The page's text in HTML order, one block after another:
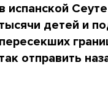
в испанской
тысячи детей и
пересекших
так отправить